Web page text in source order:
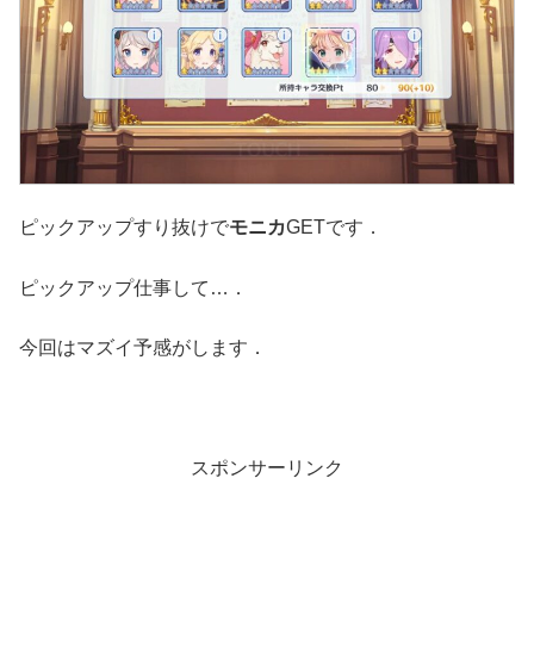
ピックアップすり抜けでモニカGETです．
ピックアップ仕事して…．
今回はマズイ予感がします．
スポンサーリンク